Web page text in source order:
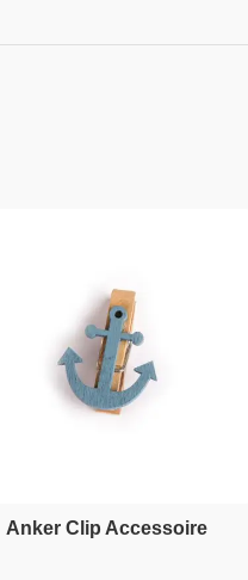
Anker Clip Accessoire